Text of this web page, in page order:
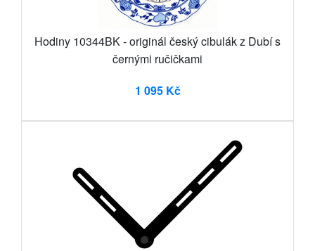
Hodiny 10344BK - originál český cibulák z Dubí s
černými ručičkami
1 095 Kč